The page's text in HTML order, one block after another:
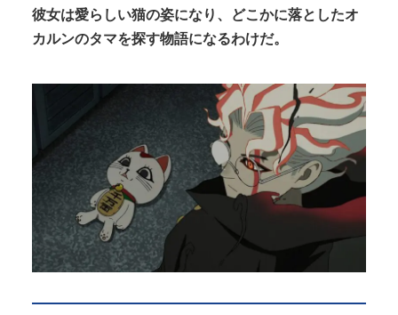
彼女は愛らしい猫の姿になり、どこかに落としたオ
カルンのタマを探す物語になるわけだ。